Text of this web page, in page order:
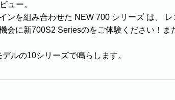
ュー。
ンを組み合わせた NEW 700 シリーズ は、
会に新700S2 Seriesのをご体験ください！
ルの10シリーズで鳴らします。